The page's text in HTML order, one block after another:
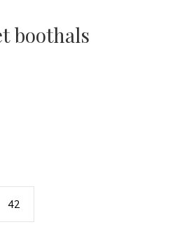
boothals
42